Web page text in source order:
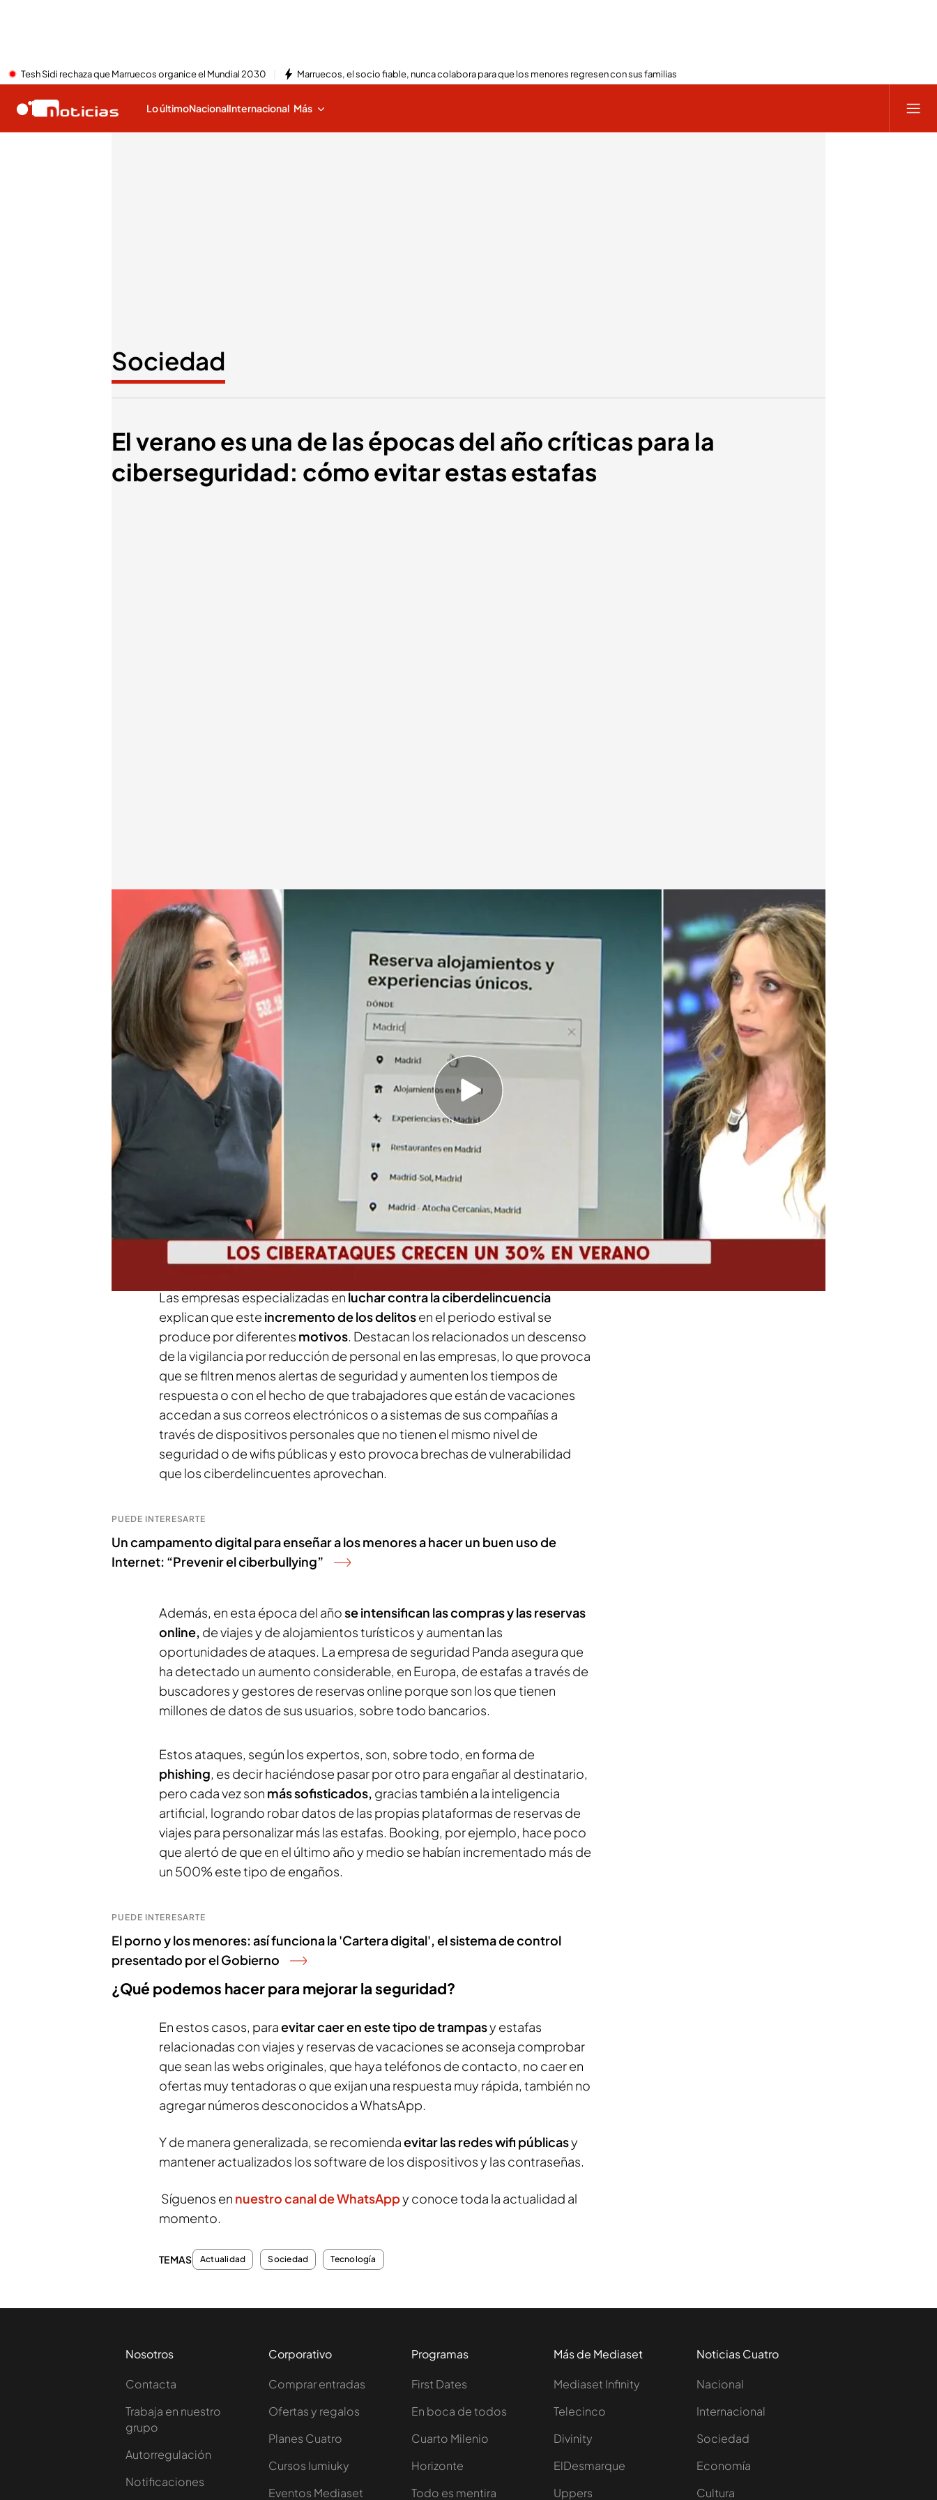
Tesh Sidi rechaza que Marruecos organice el Mundial 2030 Marruecos, el socio fiable, nunca colabora para que los menores regresen con sus familias
Lo últimoNacionalInternacional Más
Sociedad
El verano es una de las épocas del año críticas para la
ciberseguridad: cómo evitar estas estafas
Cómo evitar los ataques informáticos
Redacción digital Noticias Cuatro
20 AGO 2024 - 11:00h.
En verano aumentan un 30% los delitos informáticos por diversos
motivos
Debemos evitar utilizar las redes wifi públicas y actualizar nuestras
contraseñas
La Policía Nacional da cursos a las personas mayores para evitar
estafas: estos son los principales consejos
El verano es una de las épocas más críticas para la ciberseguridad.
Según
informa Cristina Montalvo,
los ataquesaumentan un 30%en esta época
del año y en muchos casos tienen que ver con las vacaciones.
Las empresas especializadas en luchar contra la ciberdelincuencia
explican que este incremento de los delitosen el periodo estival se
produce por diferentes motivos. Destacan los relacionados un descenso
de la vigilancia por reducción de personal en las empresas, lo que provoca
que se filtren menos alertas de seguridad y aumenten los tiempos de
respuesta o con el hecho de que trabajadores que están de vacaciones
accedan a sus correos electrónicos o a sistemas de sus compañías a
través de dispositivos personales que no tienen el mismo nivel de
seguridad o de wifis públicas y esto provoca brechas de vulnerabilidad
que los ciberdelincuentes aprovechan.
PUEDE INTERESARTE
Un campamento digital para enseñar a los menores a hacer un buen uso de
Internet: “Prevenir el ciberbullying”
Además, en esta época del añose intensifican las compras y las reservas
online, de viajes y de alojamientos turísticos y aumentan las
oportunidades de ataques. La empresa de seguridad Panda asegura que
ha detectado un aumento considerable, en Europa, de estafas a través de
buscadores y gestores de reservas online porque son los que tienen
millones de datos de sus usuarios, sobre todo bancarios.
Estos ataques, según los expertos, son, sobre todo, en forma de
phishing, es decir haciéndose pasar por otro para engañar al destinatario,
pero cada vez son más sofisticados, gracias también a la inteligencia
artificial, logrando robar datos de las propias plataformas de reservas de
viajes para personalizar más las estafas. Booking, por ejemplo, hace poco
que alertó de que en el último año y medio se habían incrementado más de
un 500% este tipo de engaños.
PUEDE INTERESARTE
El porno y los menores: así funciona la 'Cartera digital', el sistema de control
presentado por el Gobierno
¿Qué podemos hacer para mejorar la seguridad?
En estos casos, paraevitar caer en este tipo de trampasy estafas
relacionadas con viajes y reservas de vacaciones se aconseja comprobar
que sean las webs originales, que haya teléfonos de contacto, no caer en
ofertas muy tentadoras o que exijan una respuesta muy rápida, también no
agregar números desconocidos a WhatsApp.
Y de manera generalizada, se recomiendaevitar las redes wifi públicasy
mantener actualizados los software de los dispositivos y las contraseñas.
Síguenos en nuestro canal de WhatsAppy conoce toda la actualidad al
momento.
TEMAS Actualidad Sociedad Tecnología
Nosotros
Contacta
Trabaja en nuestro
grupo
Autorregulación
Notificaciones
Corporativo
Comprar entradas
Ofertas y regalos
Planes Cuatro
Cursos Iumiuky
Eventos Mediaset
Programas
First Dates
En boca de todos
Cuarto Milenio
Horizonte
Todo es mentira
Más de Mediaset
Mediaset Infinity
Telecinco
Divinity
ElDesmarque
Uppers
Noticias Cuatro
Nacional
Internacional
Sociedad
Economía
Cultura